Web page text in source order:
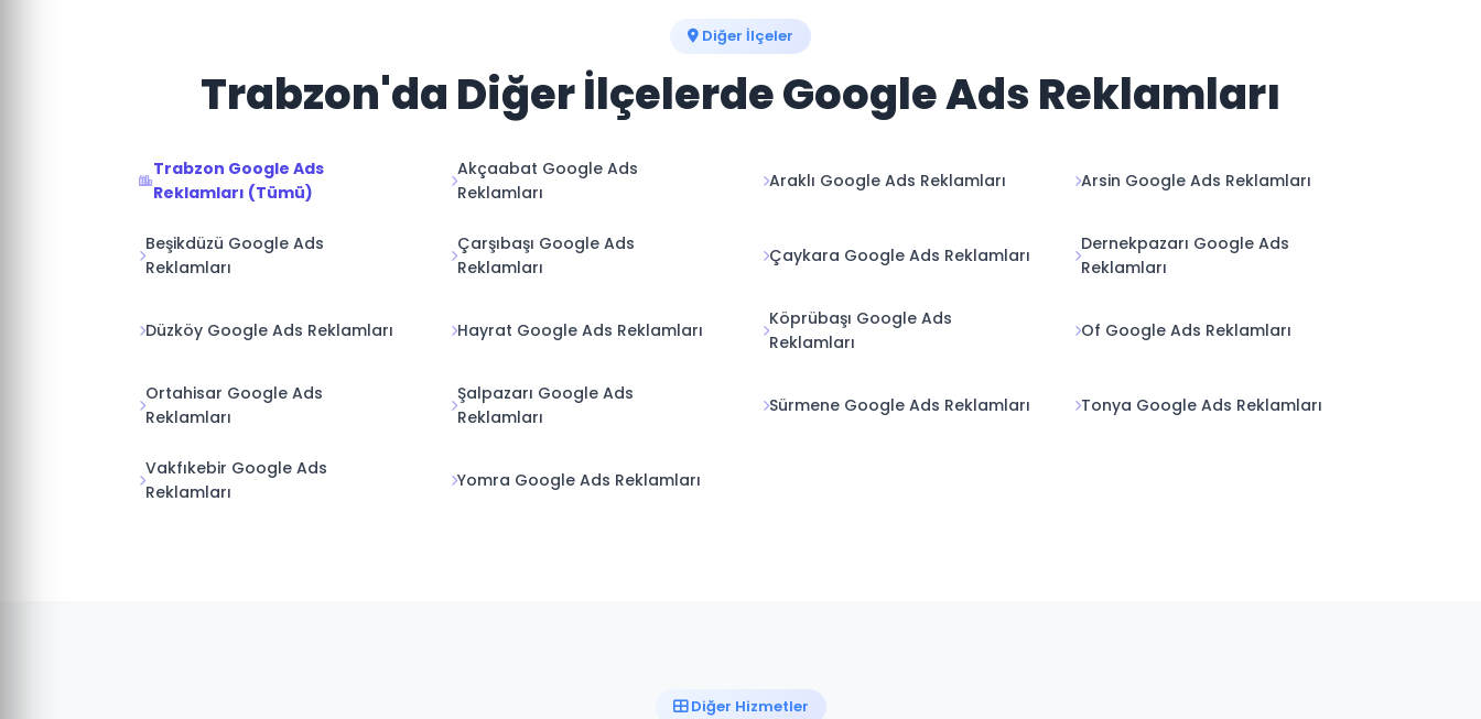
Diğer İlçeler
Trabzon'da Diğer İlçelerde Google Ads Reklamları
Trabzon Google Ads
Reklamları (Tümü)
Akçaabat Google Ads
Reklamları
Araklı Google Ads Reklamları Arsin Google Ads Reklamları
Beşikdüzü Google Ads
Reklamları
Çarşıbaşı Google Ads
Reklamları
Çaykara Google Ads Reklamları
Dernekpazarı Google Ads
Reklamları
Düzköy Google Ads Reklamları Hayrat Google Ads Reklamları
Köprübaşı Google Ads
Reklamları
Of Google Ads Reklamları
Ortahisar Google Ads
Reklamları
Şalpazarı Google Ads
Reklamları
Sürmene Google Ads Reklamları Tonya Google Ads Reklamları
Vakfıkebir Google Ads
Reklamları
Yomra Google Ads Reklamları
Diğer Hizmetler